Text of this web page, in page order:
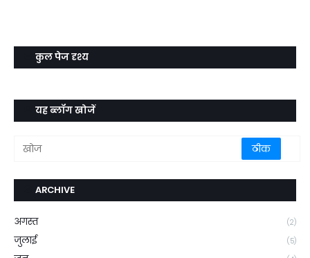
कुल पेज दृश्य
यह ब्लॉग खोजें
ARCHIVE
अगस्त (2)
जुलाई (5)